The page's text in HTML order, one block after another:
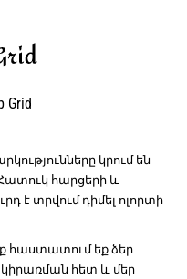
Grid
կրում են
հարցերի և
է տրվում դիմել ոլորտի
հաստատում եք ձեր
կիրառման հետ և մեր